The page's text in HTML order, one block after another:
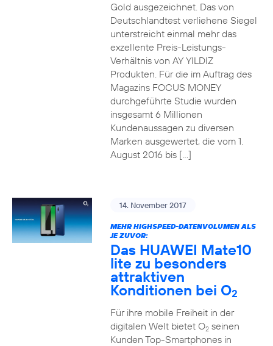
Gold ausgezeichnet. Das von
Deutschlandtest verliehene Siegel
unterstreicht einmal mehr das
exzellente Preis-Leistungs-
Verhältnis von AY YILDIZ
Produkten. Für die im Auftrag des
Magazins FOCUS MONEY
durchgeführte Studie wurden
insgesamt 6 Millionen
Kundenaussagen zu diversen
Marken ausgewertet, die vom 1.
August 2016 bis […]
14. November 2017
MEHR HIGHSPEED-DATENVOLUMEN ALS
JE ZUVOR:
Das HUAWEI Mate10
lite zu besonders
attraktiven
Konditionen bei O2
Für ihre mobile Freiheit in der
digitalen Welt bietet O2seinen
Kunden Top-Smartphones in